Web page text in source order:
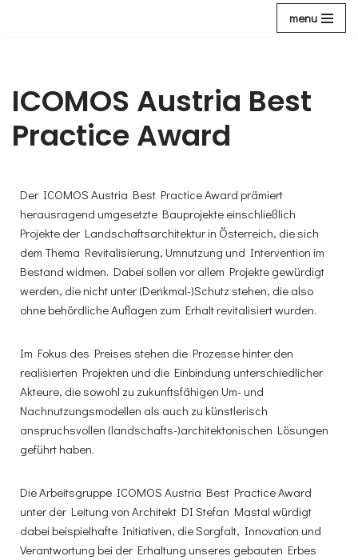
menu
ICOMOS Austria Best
Practice Award
Der ICOMOS Austria Best Practice Award prämiert
herausragend umgesetzte Bauprojekte einschließlich
Projekte der Landschaftsarchitektur in Österreich, die sich
dem Thema Revitalisierung, Umnutzung und Intervention im
Bestand widmen. Dabei sollen vor allem Projekte ­gewürdigt
werden, die nicht unter (Denkmal-)Schutz stehen, die also
ohne behördliche Auflagen zum Erhalt revitalisiert wurden.
Im Fokus des Preises stehen die Prozesse hinter den
realisierten Projekten und die Einbindung unterschiedlicher
Akteure, die sowohl zu zukunftsfähigen Um- und
Nachnutzungsmodellen als auch zu künstlerisch
anspruchsvollen (landschafts-)architek­tonischen Lösungen
geführt haben.
Die Arbeitsgruppe ICOMOS Austria Best Practice Award
unter der Leitung von Architekt DI Stefan Mastal würdigt
dabei beispielhafte Initiativen, die Sorgfalt, Innovation und
Verantwortung bei der Erhaltung unseres gebauten Erbes